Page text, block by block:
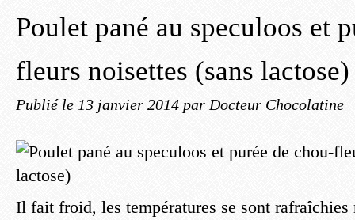
Poulet pané au speculoos et
fleurs noisettes (sans lactose)
Publié le 13 janvier 2014 par Docteur Chocolatine
Il fait froid, les températures se sont rafraîchies